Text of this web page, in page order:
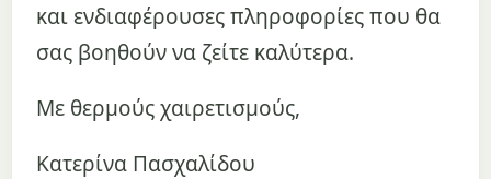
και ενδιαφέρουσες πληροφορίες που θα
σας βοηθούν να ζείτε καλύτερα.
Με θερμούς χαιρετισμούς,
Κατερίνα Πασχαλίδου